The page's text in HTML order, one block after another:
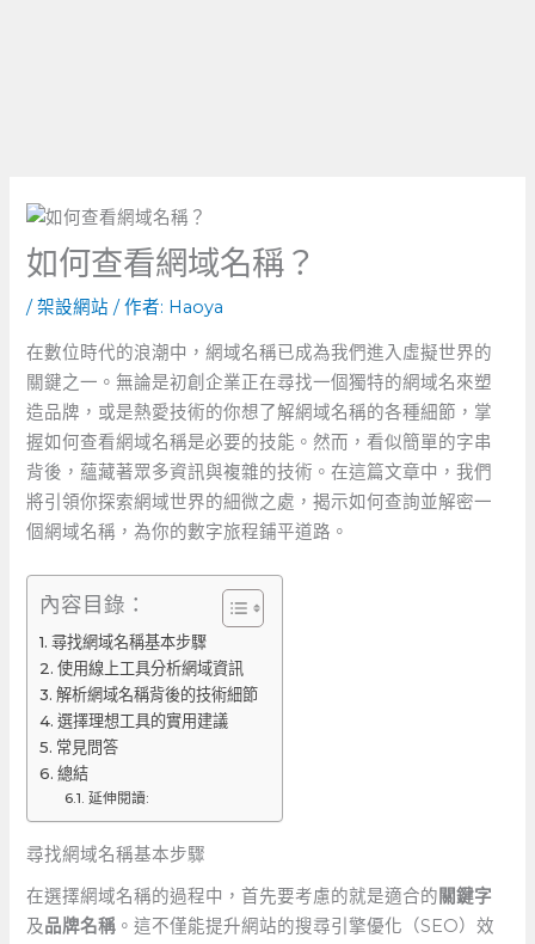
如何查看網域名稱？
/架設網站 / 作者: Haoya
在數位時代的浪潮中，網域名稱已成為我們進入虛擬世界的
關鍵之一。無論是初創企業正在尋找一個獨特的網域名來塑
造品牌，或是熱愛技術的你想了解網域名稱的各種細節，掌
握如何查看網域名稱是必要的技能。然而，看似簡單的字串
背後，蘊藏著眾多資訊與複雜的技術。在這篇文章中，我們
將引領你探索網域世界的細微之處，揭示如何查詢並解密一
個網域名稱，為你的數字旅程鋪平道路。
內容目錄：
尋找網域名稱基本步驟
使用線上工具分析網域資訊
解析網域名稱背後的技術細節
選擇理想工具的實用建議
常見問答
總結
延伸閱讀:
尋找網域名稱基本步驟
在選擇網域名稱的過程中，首先要考慮的就是適合的 關鍵字
及品牌名稱 。這不僅能提升網站的搜尋引擎優化（SEO）效